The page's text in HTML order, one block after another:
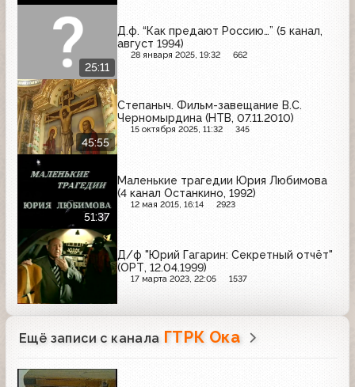
25:11
Д.ф. “Как предают Россию…” (5 канал,
август 1994)
28 января 2025, 19:32 662
45:55
Степаныч. Фильм-завещание В.С.
Черномырдина (НТВ, 07.11.2010)
15 октября 2025, 11:32 345
51:37
Маленькие трагедии Юрия Любимова
(4 канал Останкино, 1992)
12 мая 2015, 16:14 2923
Д/ф "Юрий Гагарин: Секретный отчёт"
(ОРТ, 12.04.1999)
17 марта 2023, 22:05 1537
Ещё записи с канала ГТРК Ока